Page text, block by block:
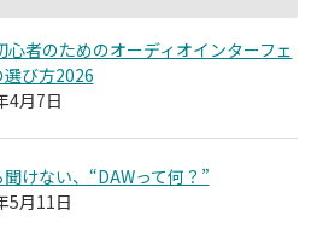
心者のためのオーディオインターフェ
選び方2026
4月7日
けない、“DAWって何？”
5月11日